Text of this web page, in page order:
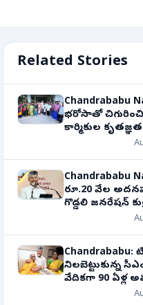
Related Stories
Chandrababu
భరోసాతో
కార్మికుల
Chandrababu
రూ.20 వేల
గొడ్డలి జనరేషన్
నిలబెట్టుకున్న
వేదికగా 90 ఏళ్ల